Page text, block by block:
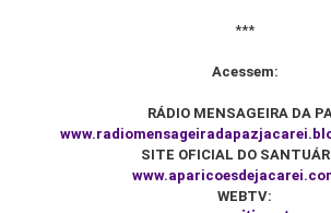
***
Acessem:
RÁDIO MENSAGEIRA DA
www.radiomensageiradapazjacarei.
SITE OFICIAL DO
www.aparicoesdejacarei.
WEBTV: